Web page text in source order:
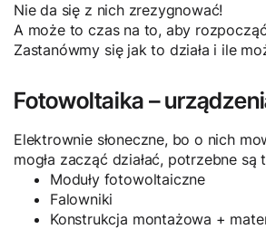
Nie da się z nich zrezygnować!
A może to czas na to, aby
Zastanówmy się jak to działa i ile
Fotowoltaika –
Elektrownie słoneczne, bo o nich
mogła zacząć działać, potrzebne są
Moduły fotowoltaiczne
Falowniki
Konstrukcja montażowa +